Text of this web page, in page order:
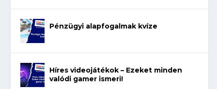
Pénzügyi alapfogalmak kvíze
Híres videojátékok – Ezeket minden
valódi gamer ismeri!